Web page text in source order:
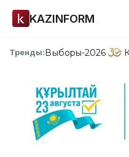
KAZINFORM
Тренды:Выборы-2026